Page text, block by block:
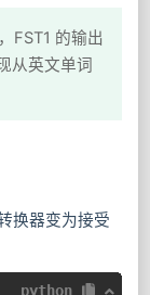
FST1 的输出
从英文单词
换器变为接受
python